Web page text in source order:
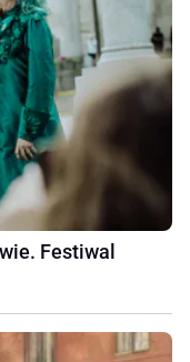
Festiwal